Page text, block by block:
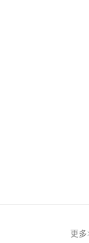
更多